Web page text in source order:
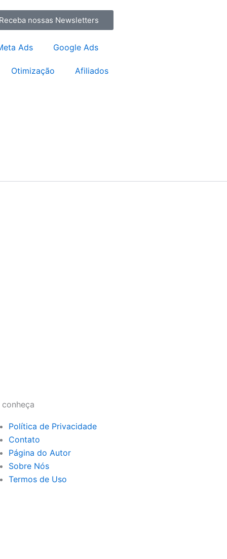
nossas Newsletters
Ads Google Ads
Otimização Afiliados
Política de Privacidade
Contato
Página do Autor
Sobre Nós
Termos de Uso